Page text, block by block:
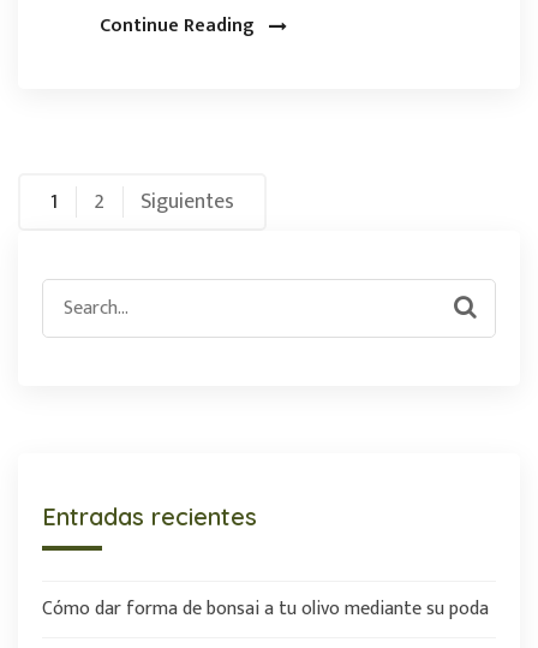
Continue Reading
Paginación
de
entradas
1 2 Siguientes
Search
for:
Entradas recientes
Cómo dar forma de bonsai a tu olivo mediante su poda